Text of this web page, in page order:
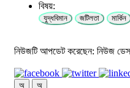
বিষয়:
যুদ্ধবিমান জটিলতা মার্কিন
নিউজটি আপডেট করেছেন: নিউজ
অ অ